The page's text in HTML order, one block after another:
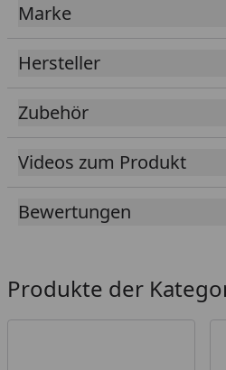
verbrennt dort kleinste
einzigartiges Flammenspiel
Stunden (bei der Verwendung
drastisch den austretenden
Und für den Fall, dass sich
bodennahen Gussfuß
eine Meisterstück in der Welt
Marke
Hersteller
Zubehör
Videos zum Produkt
Bewertungen
Produkte der